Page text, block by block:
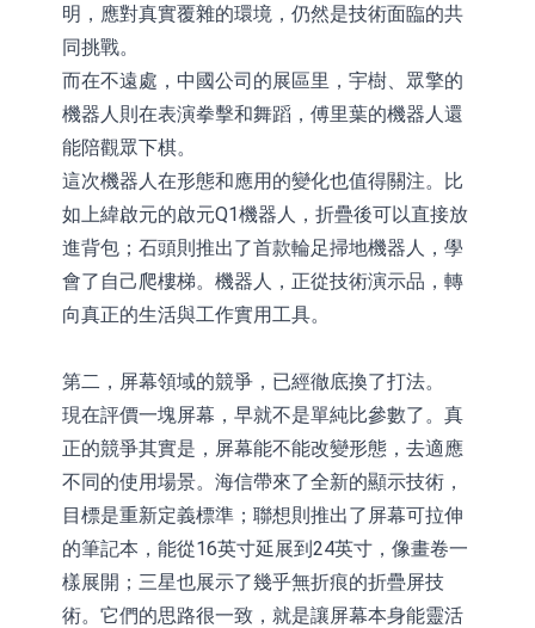
明，應對真實覆雜的環境，仍然是技術面臨的共
同挑戰。
而在不遠處，中國公司的展區里，宇樹、眾擎的
機器人則在表演拳擊和舞蹈，傅里葉的機器人還
能陪觀眾下棋。
這次機器人在形態和應用的變化也值得關注。比
如上緯啟元的啟元Q1機器人，折疊後可以直接放
進背包；石頭則推出了首款輪足掃地機器人，學
會了自己爬樓梯。機器人，正從技術演示品，轉
向真正的生活與工作實用工具。
第二，屏幕領域的競爭，已經徹底換了打法。
現在評價一塊屏幕，早就不是單純比參數了。真
正的競爭其實是，屏幕能不能改變形態，去適應
不同的使用場景。海信帶來了全新的顯示技術，
目標是重新定義標準；聯想則推出了屏幕可拉伸
的筆記本，能從16英寸延展到24英寸，像畫卷一
樣展開；三星也展示了幾乎無折痕的折疊屏技
術。它們的思路很一致，就是讓屏幕本身能靈活